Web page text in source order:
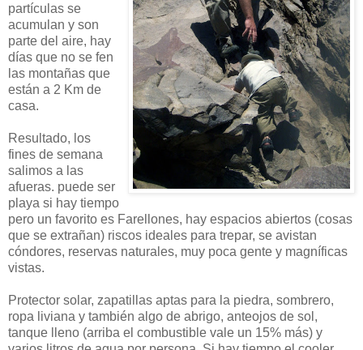
partículas se
acumulan y son
parte del aire, hay
días que no se fen
las montañas que
están a 2 Km de
casa.
Resultado, los
fines de semana
salimos a las
afueras. puede ser
playa si hay tiempo
pero un favorito es Farellones, hay espacios abiertos (cosas
que se extrañan) riscos ideales para trepar, se avistan
cóndores, reservas naturales, muy poca gente y magníficas
vistas.
Protector solar, zapatillas aptas para la piedra, sombrero,
ropa liviana y también algo de abrigo, anteojos de sol,
tanque lleno (arriba el combustible vale un 15% más) y